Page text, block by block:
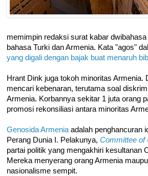
memimpin redaksi surat kabar dwibahasa
bahasa Turki dan Armenia. Kata "agos"
yang digali dengan bajak buat menaruh
Hrant Dink juga tokoh minoritas Armenia.
mencari kebenaran, terutama soal
Armenia. Korbannya sekitar 1 juta orang
promosi rekonsiliasi antara minoritas
Genosida Armenia adalah penghancuran
Perang Dunia I. Pelakunya, Committee of
partai politik yang mengakhiri kesultanan
Mereka menyerang orang Armenia
nasionalisme sempit.